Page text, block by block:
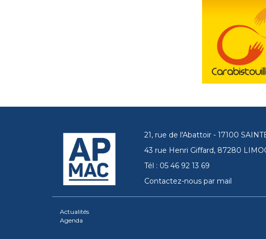
21, rue de l'Abattoir - 17100
43 rue Henri Giffard, 87280
Tél : 05 46 92 13 69
Contactez-nous par mail
Actualités
Agenda